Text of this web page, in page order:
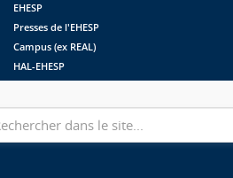
EHESP
Presses de l'EHESP
Campus (ex REAL)
HAL-EHESP
Suivez les bibliothèques de